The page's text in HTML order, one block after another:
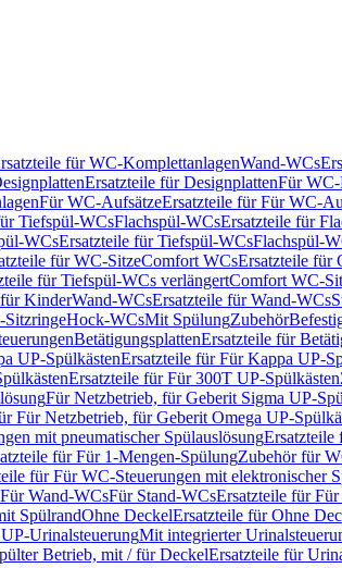
für WC-KomplettanlagenWand-WCs
Ersatzteile für DesignplattenFür WC-
Für WC-AufsätzeErsatzteile für Für WC-
Tiefspül-WCsFlachspül-WCsErsatzteile für
WCsErsatzteile für Tiefspül-WCsFlachspül-
für WC-SitzeComfort WCsErsatzteile für
für Tiefspül-WCs verlängertComfort WC-
KinderWand-WCsErsatzteile für Wand-WCs
SitzringeHock-WCsMit SpülungZubehör
BetätigungsplattenErsatzteile für
UP-SpülkästenErsatzteile für Für Kappa UP-
Ersatzteile für Für 300T UP-Spülkästen
Für Netzbetrieb, für Geberit Sigma UP-
Für Netzbetrieb, für Geberit Omega UP-
mit pneumatischer SpülauslösungErsatzteile
für Für 1-Mengen-SpülungZubehör für
für Für WC-Steuerungen mit elektronischer
Wand-WCsFür Stand-WCsErsatzteile für
SpülrandOhne DeckelErsatzteile für Ohne
UrinalsteuerungMit integrierter
Betrieb, mit / für DeckelErsatzteile für